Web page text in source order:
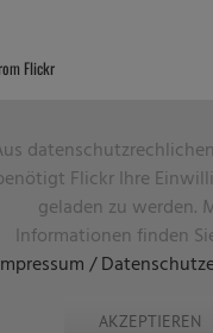
Flickr
Flickr Ihre
geladen zu werden.
Informationen finden
/
AKZEPTIEREN